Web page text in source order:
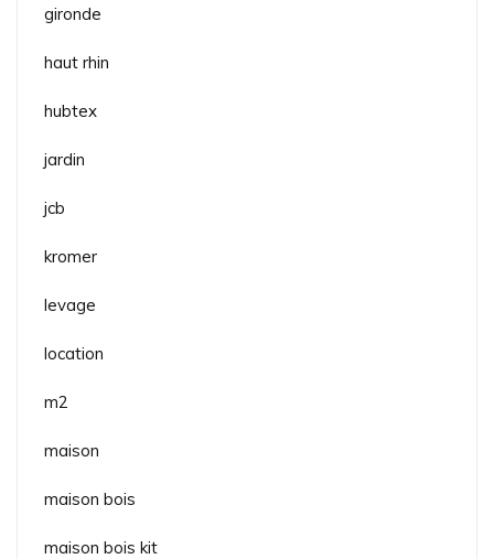
gironde
haut rhin
hubtex
jardin
jcb
kromer
levage
location
m2
maison
maison bois
maison bois kit